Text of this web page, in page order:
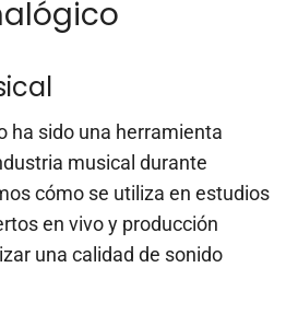
ha sido una herramienta
musical durante
cómo se utiliza en estudios
en vivo y producción
una calidad de sonido